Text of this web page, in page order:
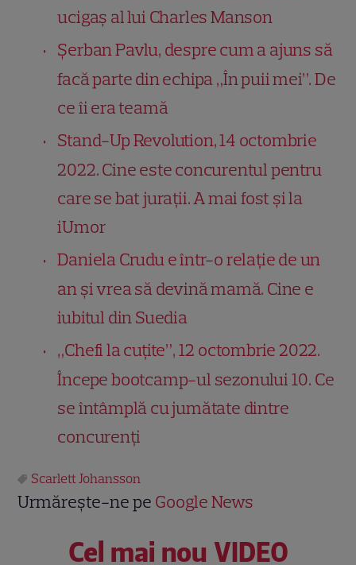
ucigaş al lui Charles Manson
Șerban Pavlu, despre cum a ajuns să
facă parte din echipa „În puii mei”. De
ce îi era teamă
Stand-Up Revolution, 14 octombrie
2022. Cine este concurentul pentru
care se bat jurații. A mai fost și la
iUmor
Daniela Crudu e într-o relație de un
an și vrea să devină mamă. Cine e
iubitul din Suedia
„Chefi la cuțite”, 12 octombrie 2022.
Începe bootcamp-ul sezonului 10. Ce
se întâmplă cu jumătate dintre
concurenți
Scarlett Johansson
Urmărește-ne pe Google News
Cel mai nou VIDEO